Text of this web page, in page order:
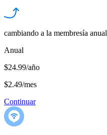
cambiando a la membresía anual
Anual
$24.99/año
$2.49/mes
Continuar